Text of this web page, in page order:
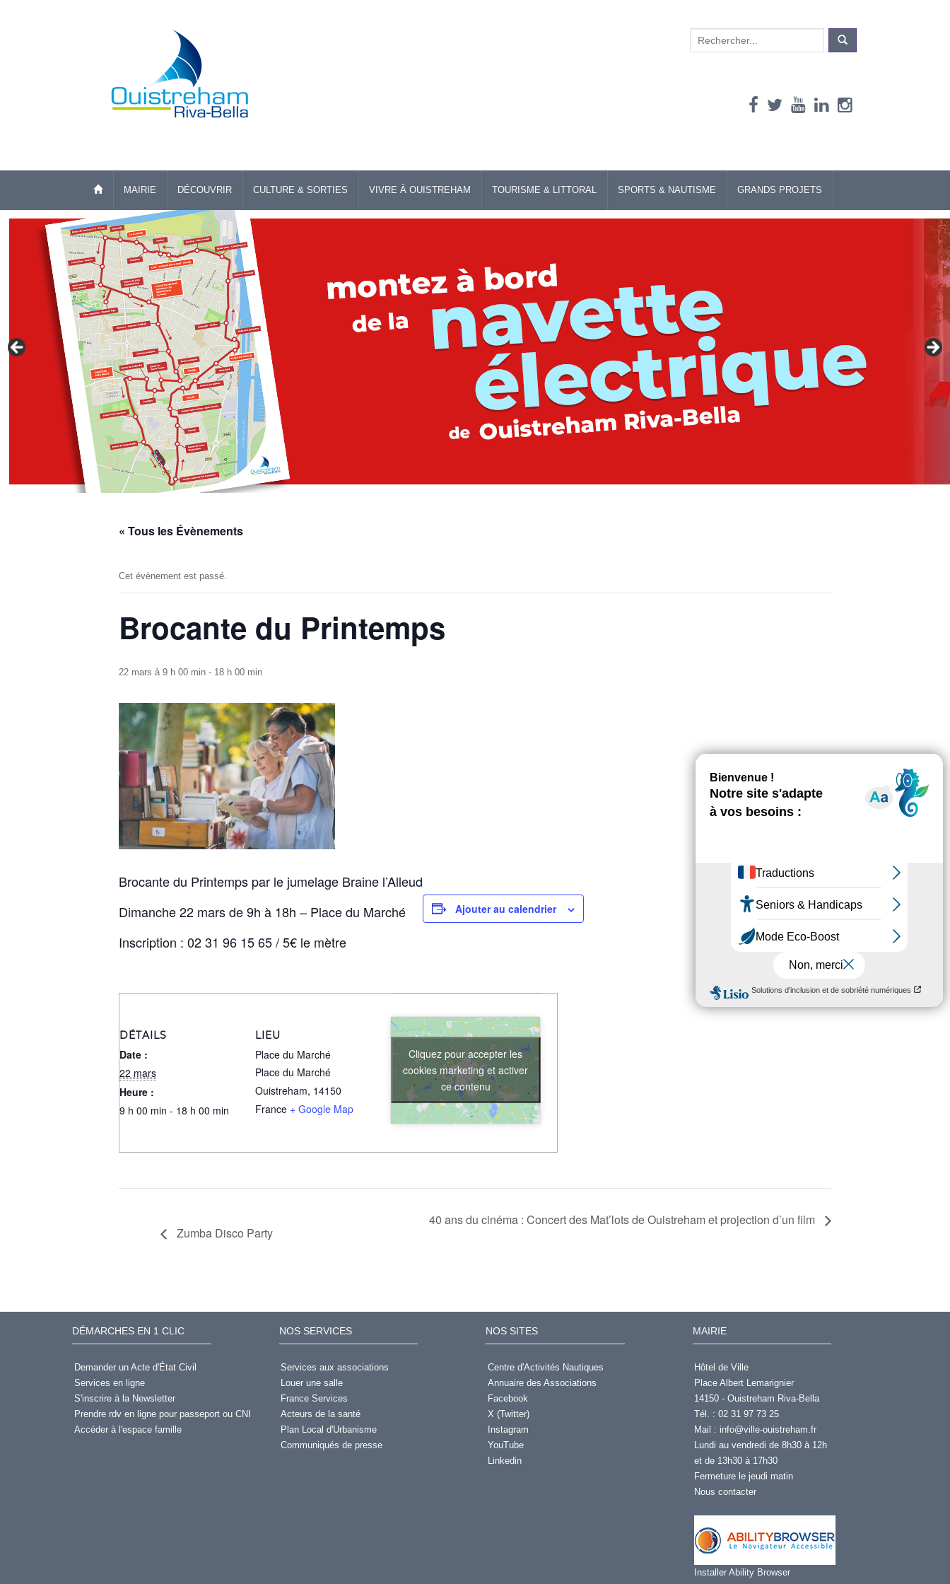
Search
for:
MAIRIE DÉCOUVRIR CULTURE & SORTIES VIVRE À OUISTREHAM TOURISME & LITTORAL SPORTS & NAUTISME GRANDS PROJETS
« Tous les Évènements
Cet évènement est passé.
Brocante du Printemps
22 mars à 9 h 00 min - 18 h 00 min
Brocante du Printemps par le jumelage Braine l’Alleud
Dimanche 22 mars de 9h à 18h – Place du Marché
Inscription : 02 31 96 15 65 / 5€ le mètre
Ajouter au calendrier
DÉTAILS
Date :
22 mars
Heure :
9 h 00 min - 18 h 00 min
LIEU
Place du Marché
Place du Marché
Ouistreham, 14150
France + Google Map
Cliquez pour accepter les
cookies marketing et activer
ce contenu
Zumba Disco Party
40 ans du cinéma : Concert des Mat’lots de Ouistreham et projection d’un film
DÉMARCHES EN 1 CLIC
Demander un Acte d'État Civil
Services en ligne
S'inscrire à la Newsletter
Prendre rdv en ligne pour passeport ou CNI
Accéder à l'espace famille
NOS SERVICES
Services aux associations
Louer une salle
France Services
Acteurs de la santé
Plan Local d'Urbanisme
Communiqués de presse
NOS SITES
Centre d'Activités Nautiques
Annuaire des Associations
Facebook
X (Twitter)
Instagram
YouTube
Linkedin
MAIRIE
Hôtel de Ville
Place Albert Lemarignier
14150 - Ouistreham Riva-Bella
Tél. : 02 31 97 73 25
Mail : info@ville-ouistreham.fr
Lundi au vendredi de 8h30 à 12h
et de 13h30 à 17h30
Fermeture le jeudi matin
Nous contacter
Installer Ability Browser